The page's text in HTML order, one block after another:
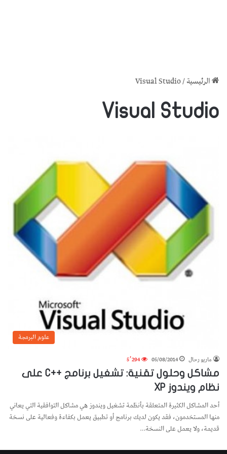
الرئيسية/
Visual Studio
Visual Studio
علوم البرمجة
ماريو رحال 05/08/2014
5٬294
مشاكل وحلول تقنية: تشغيل برنامج ++C على
نظام ويندوز XP
أحد المشاكل الكثيرة المتعلقة بأنظمة تشغيل ويندوز هي مشاكل التوافقية التي يعاني
منها المستخدمون، فقد يكون لديك برنامج أو تطبيق يعمل بكفاءة وفعالية على نسخة
قديمة، ولا يعمل على النسخة…